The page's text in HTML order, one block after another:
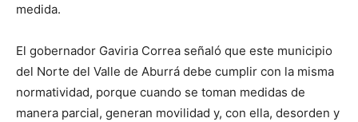
medida.
El gobernador Gaviria Correa señaló que este municipio
del Norte del Valle de Aburrá debe cumplir con la misma
normatividad, porque cuando se toman medidas de
manera parcial, generan movilidad y, con ella, desorden y